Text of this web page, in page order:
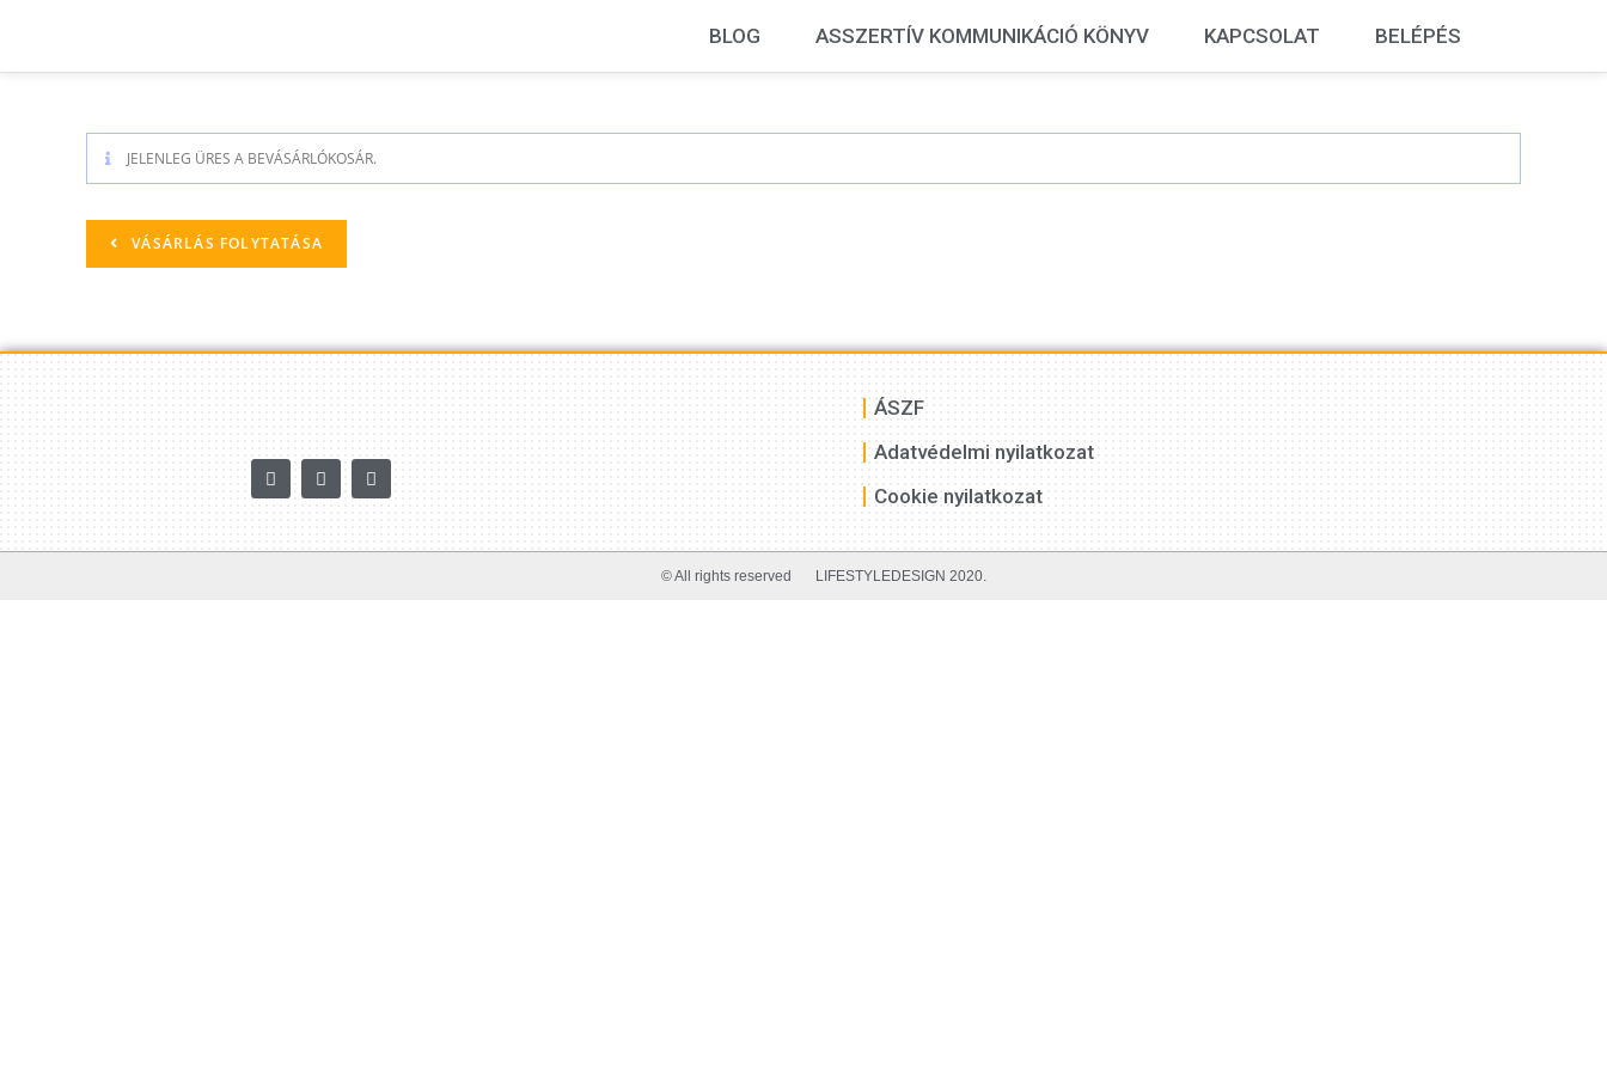
BLOG ASSZERTÍV KOMMUNIKÁCIÓ KÖNYV KAPCSOLAT BELÉPÉS
JELENLEG ÜRES A BEVÁSÁRLÓKOSÁR.
VÁSÁRLÁS FOLYTATÁSA
ÁSZF
Adatvédelmi nyilatkozat
Cookie nyilatkozat
© All rights reserved LIFESTYLEDESIGN 2020.